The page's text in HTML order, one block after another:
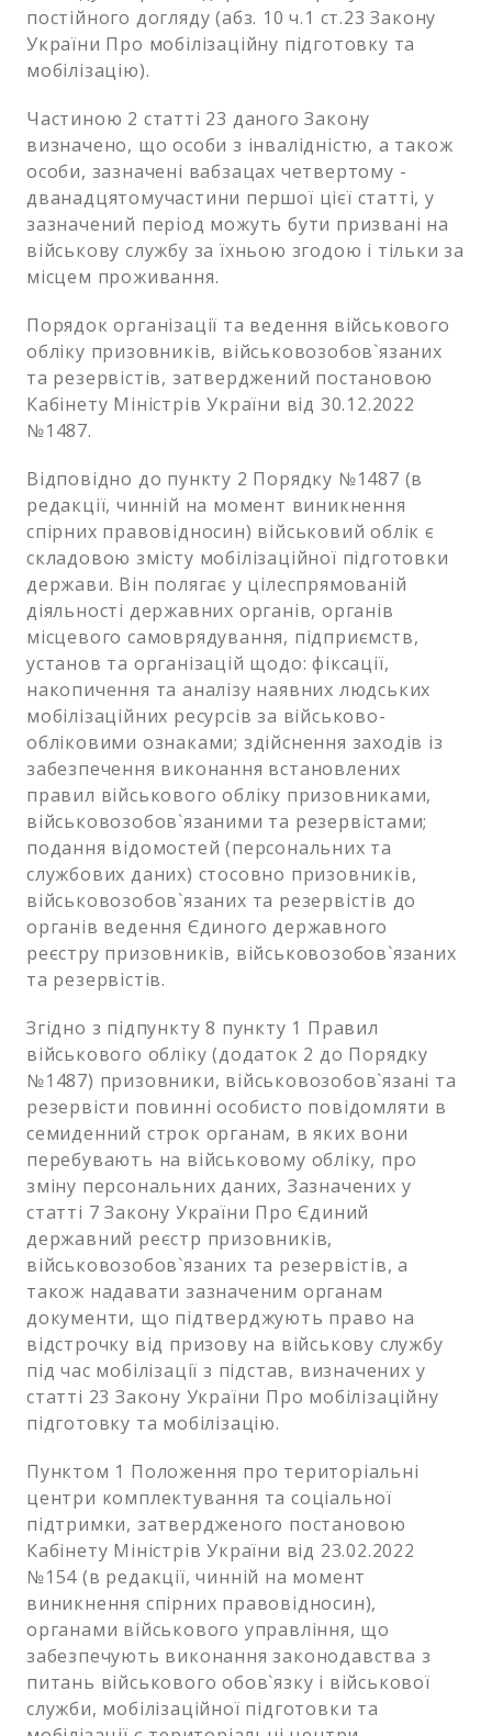
постійного догляду (абз. 10 ч.1 ст.23 Закону
України Про мобілізаційну підготовку та
мобілізацію).
Частиною 2 статті 23 даного Закону
визначено, що особи з інвалідністю, а також
особи, зазначені вабзацах четвертому -
дванадцятомучастини першої цієї статті, у
зазначений період можуть бути призвані на
військову службу за їхньою згодою і тільки за
місцем проживання.
Порядок організації та ведення військового
обліку призовників, військовозобов`язаних
та резервістів, затверджений постановою
Кабінету Міністрів України від 30.12.2022
№1487.
Відповідно до пункту 2 Порядку №1487 (в
редакції, чинній на момент виникнення
спірних правовідносин) військовий облік є
складовою змісту мобілізаційної підготовки
держави. Він полягає у цілеспрямованій
діяльності державних органів, органів
місцевого самоврядування, підприємств,
установ та організацій щодо: фіксації,
накопичення та аналізу наявних людських
мобілізаційних ресурсів за військово-
обліковими ознаками; здійснення заходів із
забезпечення виконання встановлених
правил військового обліку призовниками,
військовозобов`язаними та резервістами;
подання відомостей (персональних та
службових даних) стосовно призовників,
військовозобов`язаних та резервістів до
органів ведення Єдиного державного
реєстру призовників, військовозобов`язаних
та резервістів.
Згідно з підпункту 8 пункту 1 Правил
військового обліку (додаток 2 до Порядку
№1487) призовники, військовозобов`язані та
резервісти повинні особисто повідомляти в
семиденний строк органам, в яких вони
перебувають на військовому обліку, про
зміну персональних даних, Зазначених у
статті 7 Закону України Про Єдиний
державний реєстр призовників,
військовозобов`язаних та резервістів, а
також надавати зазначеним органам
документи, що підтверджують право на
відстрочку від призову на військову службу
під час мобілізації з підстав, визначених у
статті 23 Закону України Про мобілізаційну
підготовку та мобілізацію.
Пунктом 1 Положення про територіальні
центри комплектування та соціальної
підтримки, затвердженого постановою
Кабінету Міністрів України від 23.02.2022
№154 (в редакції, чинній на момент
виникнення спірних правовідносин),
органами військового управління, що
забезпечують виконання законодавства з
питань військового обов`язку і військової
служби, мобілізаційної підготовки та